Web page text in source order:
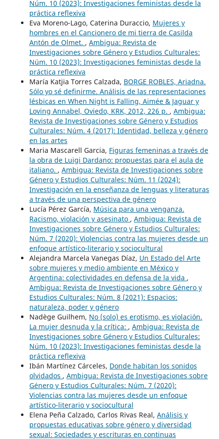
Núm. 10 (2023): Investigaciones feministas desde la
práctica reflexiva
Eva Moreno-Lago, Caterina Duraccio, Mujeres y
hombres en el Cancionero de mi tierra de Casilda
Antón de Olmet. , Ambigua: Revista de
Investigaciones sobre Género y Estudios Culturales:
Núm. 10 (2023): Investigaciones feministas desde la
práctica reflexiva
María Katjia Torres Calzada, BORGE ROBLES, Ariadna.
Sólo yo sé definirme. Análisis de las representaciones
lésbicas en When Night is Falling, Aimée & Jaguar y
Loving Annabel, Oviedo, KRK, 2012, 226 p. , Ambigua:
Revista de Investigaciones sobre Género y Estudios
Culturales: Núm. 4 (2017): Identidad, belleza y género
en las artes
Maria Mascarell Garcia, Figuras femeninas a través de
la obra de Luigi Dardano: propuestas para el aula de
italiano. , Ambigua: Revista de Investigaciones sobre
Género y Estudios Culturales: Núm. 11 (2024):
Investigación en la enseñanza de lenguas y literaturas
a través de una perspectiva de género
Lucía Pérez García, Música para una venganza.
Racismo, violación y asesinato , Ambigua: Revista de
Investigaciones sobre Género y Estudios Culturales:
Núm. 7 (2020): Violencias contra las mujeres desde un
enfoque artístico-literario y sociocultural
Alejandra Marcela Vanegas Díaz, Un Estado del Arte
sobre mujeres y medio ambiente en México y
Argentina: colectividades en defensa de la vida ,
Ambigua: Revista de Investigaciones sobre Género y
Estudios Culturales: Núm. 8 (2021): Espacios:
naturaleza, poder y género
Nadège Guilhem, No (solo) es erotismo, es violación.
La mujer desnuda y la crítica: , Ambigua: Revista de
Investigaciones sobre Género y Estudios Culturales:
Núm. 10 (2023): Investigaciones feministas desde la
práctica reflexiva
Ibán Martínez Cárceles, Donde habitan los sonidos
olvidados , Ambigua: Revista de Investigaciones sobre
Género y Estudios Culturales: Núm. 7 (2020):
Violencias contra las mujeres desde un enfoque
artístico-literario y sociocultural
Elena Peña Calzado, Carlos Rivas Real, Análisis y
propuestas educativas sobre género y diversidad
sexual: Sociedades y escrituras en continuas